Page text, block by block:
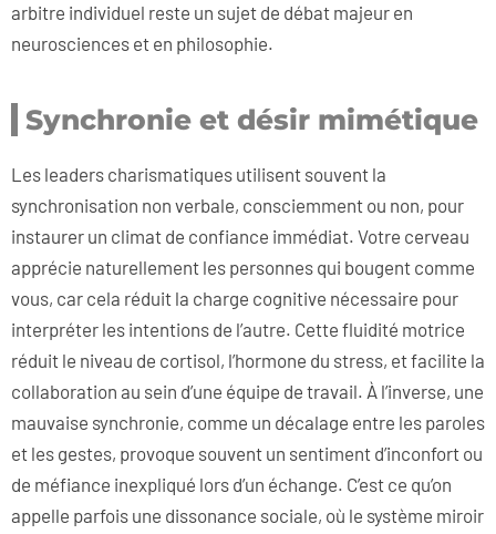
arbitre individuel reste un sujet de débat majeur en
neurosciences et en philosophie.
Synchronie et désir mimétique
Les leaders charismatiques utilisent souvent la
synchronisation non verbale, consciemment ou non, pour
instaurer un climat de confiance immédiat. Votre cerveau
apprécie naturellement les personnes qui bougent comme
vous, car cela réduit la charge cognitive nécessaire pour
interpréter les intentions de l’autre. Cette fluidité motrice
réduit le niveau de cortisol, l’hormone du stress, et facilite la
collaboration au sein d’une équipe de travail. À l’inverse, une
mauvaise synchronie, comme un décalage entre les paroles
et les gestes, provoque souvent un sentiment d’inconfort ou
de méfiance inexpliqué lors d’un échange. C’est ce qu’on
appelle parfois une dissonance sociale, où le système miroir